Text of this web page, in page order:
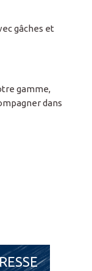
gâches et
gamme,
dans